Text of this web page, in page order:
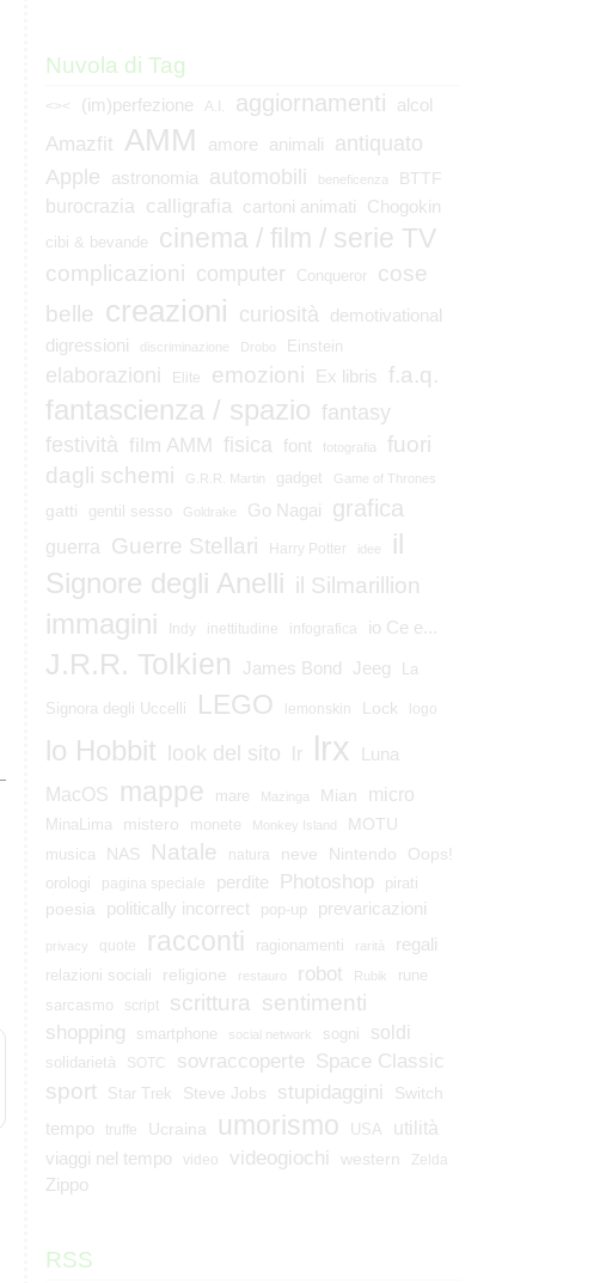
Nuvola di Tag
<>< (im)perfezione A.I. aggiornamenti alcol
Amazfit AMM amore animali antiquato
Apple astronomia automobili beneficenza BTTF
burocrazia calligrafia cartoni animati Chogokin
cibi & bevande cinema / film / serie TV
complicazioni computer Conqueror
cose
belle creazioni curiosità
demotivational
digressioni
discriminazione Drobo Einstein
elaborazioni Elite emozioni Ex libris f.a.q.
fantascienza / spazio fantasy
festività film AMM fisica font fotografia
fuori
dagli schemi
G.R.R. Martin gadget Game of Thrones
gatti gentil sesso Goldrake Go Nagai grafica
guerra Guerre Stellari Harry Potter idee
il
Signore degli Anelli
il Silmarillion
immagini Indy inettitudine infografica io Ce e...
J.R.R. Tolkien James Bond Jeeg La
Signora degli Uccelli LEGO lemonskin Lock logo
lo Hobbit look del sito lr lrx Luna
MacOS mappe mare Mazinga Mian micro
MinaLima mistero monete Monkey Island MOTU
musica NAS Natale natura neve Nintendo Oops!
orologi pagina speciale perdite Photoshop pirati
poesia politically incorrect pop-up prevaricazioni
privacy quote racconti ragionamenti rarità regali
relazioni sociali religione restauro robot Rubik
rune
sarcasmo
script scrittura sentimenti
shopping smartphone social network sogni soldi
solidarietà SOTC sovraccoperte Space Classic
sport Star Trek Steve Jobs stupidaggini
Switch
tempo
truffe Ucraina umorismo USA
utilità
viaggi nel tempo
video videogiochi western Zelda
Zippo
RSS